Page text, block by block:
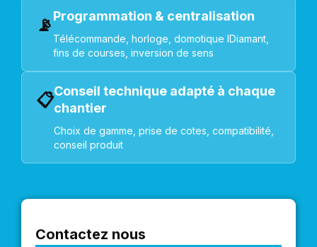
📡Programmation & centralisation
Télécommande, horloge, domotique IDiamant,
fins de courses, inversion de sens
📋Conseil technique adapté à chaque
chantier
Choix de gamme, prise de cotes, compatibilité,
conseil produit
Contactez nous